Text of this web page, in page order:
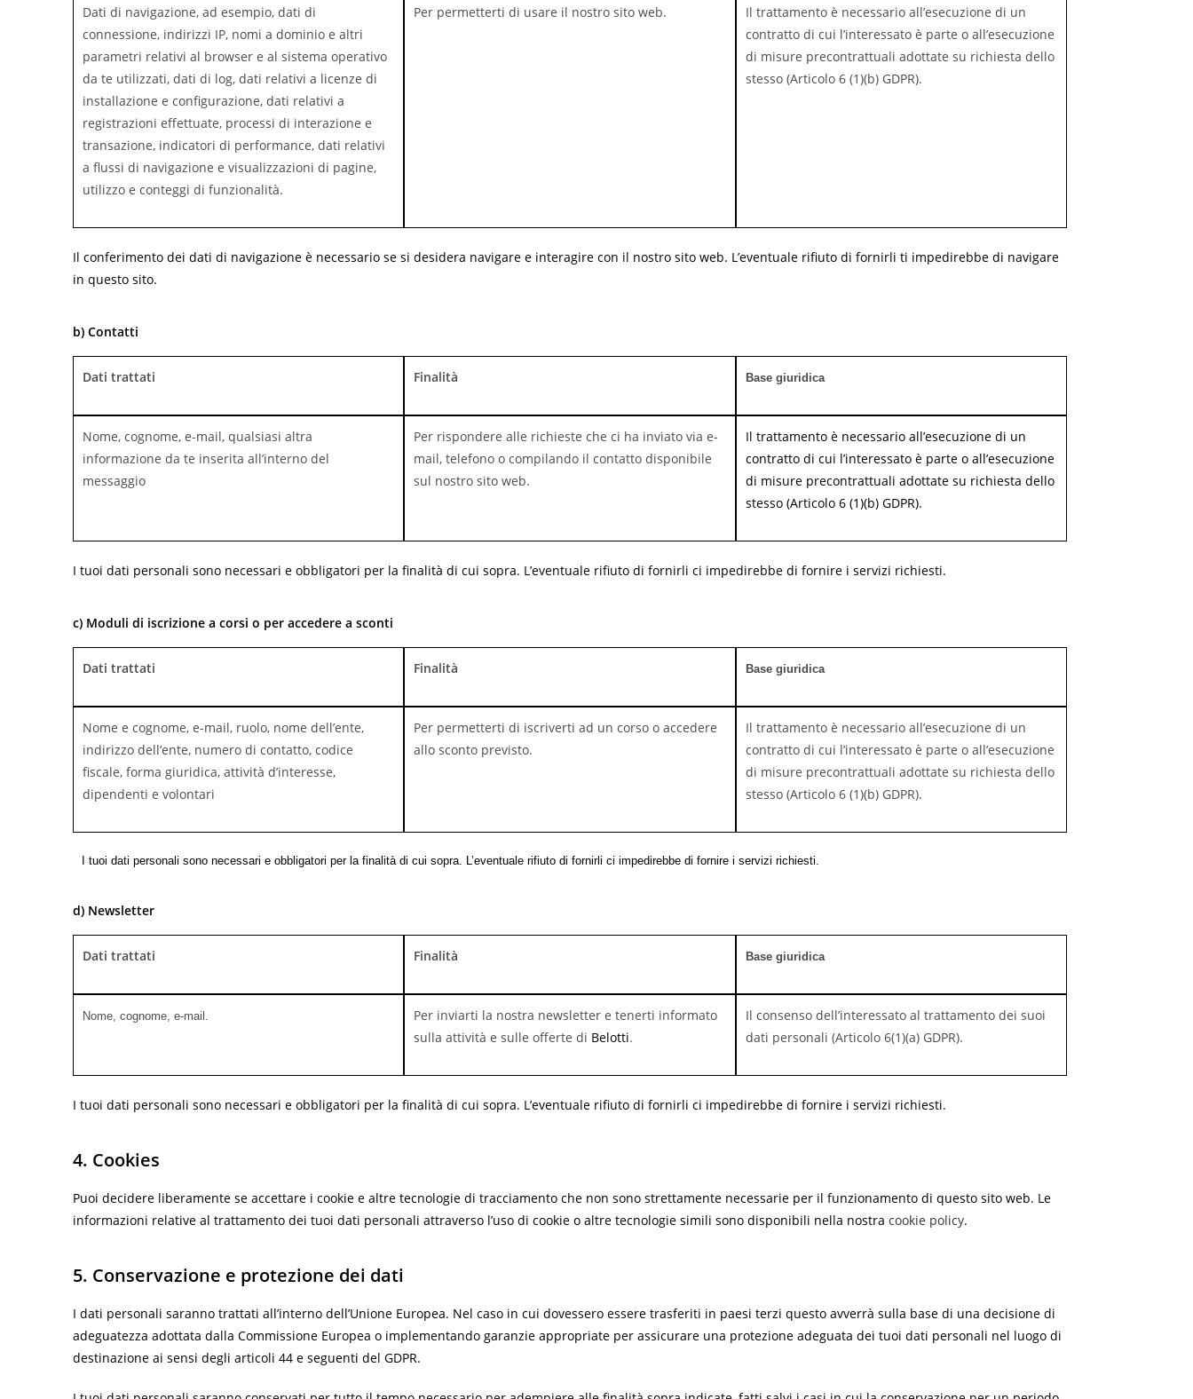
Dati di navigazione, ad esempio, dati di
connessione, indirizzi IP, nomi a dominio e altri
parametri relativi al browser e al sistema operativo
da te utilizzati, dati di log, dati relativi a licenze di
installazione e configurazione, dati relativi a
registrazioni effettuate, processi di interazione e
transazione, indicatori di performance, dati relativi
a flussi di navigazione e visualizzazioni di pagine,
utilizzo e conteggi di funzionalità.
Per permetterti di usare il nostro sito web.
Il trattamento è necessario all’esecuzione di un
contratto di cui l’interessato è parte o all’esecuzione
di misure precontrattuali adottate su richiesta dello
stesso (Articolo 6 (1)(b) GDPR).
Il conferimento dei dati di navigazione è necessario se si desidera navigare e interagire con il nostro sito web. L’eventuale rifiuto di fornirli ti impedirebbe di navigare
in questo sito.
b) Contatti
Dati trattati Finalità Base giuridica
Nome, cognome, e-mail, qualsiasi altra
informazione da te inserita all’interno del
messaggio
Per rispondere alle richieste che ci ha inviato via e-
mail, telefono o compilando il contatto disponibile
sul nostro sito web.
Il trattamento è necessario all’esecuzione di un
contratto di cui l’interessato è parte o all’esecuzione
di misure precontrattuali adottate su richiesta dello
stesso (Articolo 6 (1)(b) GDPR).
I tuoi dati personali sono necessari e obbligatori per la finalità di cui sopra. L’eventuale rifiuto di fornirli ci impedirebbe di fornire i servizi richiesti.
c) Moduli di iscrizione a corsi o per accedere a sconti
Dati trattati Finalità Base giuridica
Nome e cognome, e-mail, ruolo, nome dell’ente,
indirizzo dell’ente, numero di contatto, codice
fiscale, forma giuridica, attività d’interesse,
dipendenti e volontari
Per permetterti di iscriverti ad un corso o accedere
allo sconto previsto.
Il trattamento è necessario all’esecuzione di un
contratto di cui l’interessato è parte o all’esecuzione
di misure precontrattuali adottate su richiesta dello
stesso (Articolo 6 (1)(b) GDPR).
I tuoi dati personali sono necessari e obbligatori per la finalità di cui sopra. L’eventuale rifiuto di fornirli ci impedirebbe di fornire i servizi richiesti.
d) Newsletter
Dati trattati Finalità Base giuridica
Nome, cognome, e-mail.
Per inviarti la nostra newsletter e tenerti informato
sulla attività e sulle offerte di Belotti.
Il consenso dell’interessato al trattamento dei suoi
dati personali (Articolo 6(1)(a) GDPR).
I tuoi dati personali sono necessari e obbligatori per la finalità di cui sopra. L’eventuale rifiuto di fornirli ci impedirebbe di fornire i servizi richiesti.
4. Cookies
Puoi decidere liberamente se accettare i cookie e altre tecnologie di tracciamento che non sono strettamente necessarie per il funzionamento di questo sito web. Le
informazioni relative al trattamento dei tuoi dati personali attraverso l’uso di cookie o altre tecnologie simili sono disponibili nella nostra cookie policy.
5. Conservazione e protezione dei dati
I dati personali saranno trattati all’interno dell’Unione Europea. Nel caso in cui dovessero essere trasferiti in paesi terzi questo avverrà sulla base di una decisione di
adeguatezza adottata dalla Commissione Europea o implementando garanzie appropriate per assicurare una protezione adeguata dei tuoi dati personali nel luogo di
destinazione ai sensi degli articoli 44 e seguenti del GDPR.